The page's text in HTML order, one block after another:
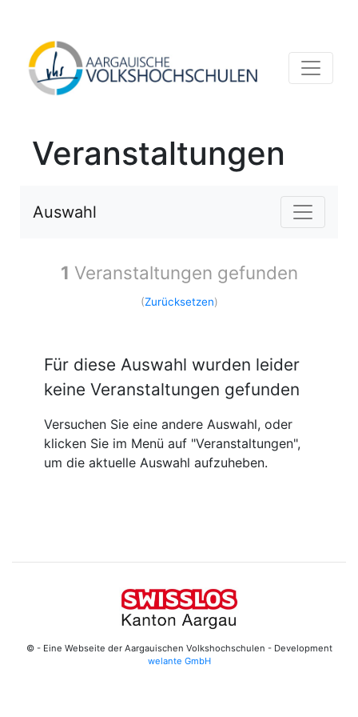
Veranstaltungen
Auswahl
1 Veranstaltungen gefunden
(Zurücksetzen)
Für diese Auswahl wurden leider
keine Veranstaltungen gefunden
Versuchen Sie eine andere Auswahl, oder
klicken Sie im Menü auf "Veranstaltungen",
um die aktuelle Auswahl aufzuheben.
© - Eine Webseite der Aargauischen Volkshochschulen - Development
welante GmbH